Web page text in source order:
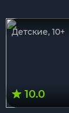
Детские, 10+
10.0